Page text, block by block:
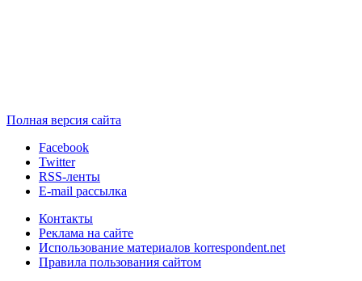
Полная версия сайта
Facebook
Twitter
RSS-ленты
E-mail рассылка
Контакты
Реклама на сайте
Использование материалов korrespondent.net
Правила пользования сайтом